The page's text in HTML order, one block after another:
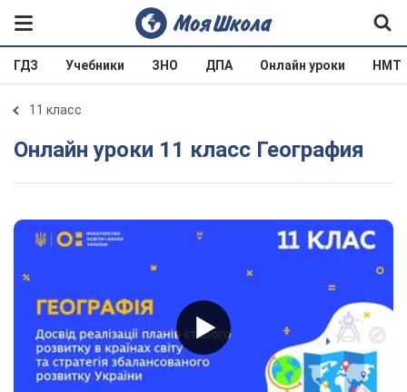
ГДЗ Учебники ЗНО ДПА Онлайн уроки НМТ
11 класс
Онлайн уроки 11 класс География